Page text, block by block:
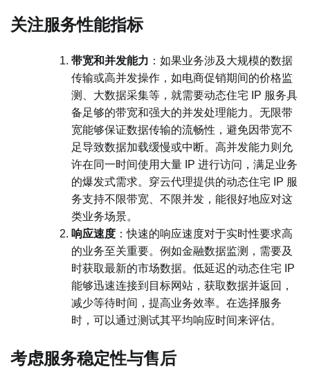
关注服务性能指标
带宽和并发能力 ：如果业务涉及大规模的数据
传输或高并发操作，如电商促销期间的价格监
测、大数据采集等，就需要动态住宅 IP 服务具
备足够的带宽和强大的并发处理能力。无限带
宽能够保证数据传输的流畅性，避免因带宽不
足导致数据加载缓慢或中断。高并发能力则允
许在同一时间使用大量 IP 进行访问，满足业务
的爆发式需求。穿云代理提供的动态住宅 IP 服
务支持不限带宽、不限并发，能很好地应对这
类业务场景。
响应速度 ：快速的响应速度对于实时性要求高
的业务至关重要。例如金融数据监测，需要及
时获取最新的市场数据。低延迟的动态住宅 IP
能够迅速连接到目标网站，获取数据并返回，
减少等待时间，提高业务效率。在选择服务
时，可以通过测试其平均响应时间来评估。
考虑服务稳定性与售后